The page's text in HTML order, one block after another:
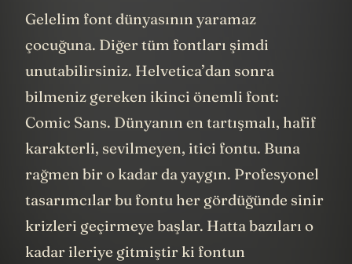
Gelelim font dünyasının yaramaz
çocuğuna. Diğer tüm fontları şimdi
unutabilirsiniz. Helvetica’dan sonra
bilmeniz gereken ikinci önemli font:
Comic Sans. Dünyanın en tartışmalı, hafif
karakterli, sevilmeyen, itici fontu. Buna
rağmen bir o kadar da yaygın. Profesyonel
tasarımcılar bu fontu her gördüğünde sinir
krizleri geçirmeye başlar. Hatta bazıları o
kadar ileriye gitmiştir ki fontun